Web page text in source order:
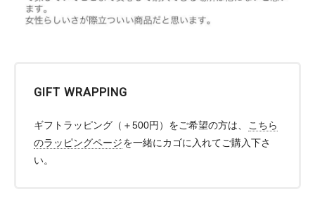
GIFT WRAPPING
ギフトラッピング（＋500円）をご希望の方は、
こちら
のラッピングページを一緒にカゴに入れてご購入下さ
い。